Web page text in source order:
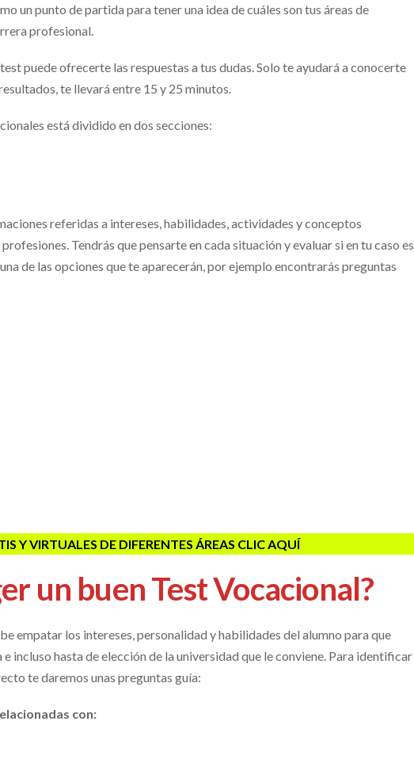
un punto de partida para tener una idea de cuáles son tus áreas de
profesional.
puede ofrecerte las respuestas a tus dudas. Solo te ayudará a conocerte
te llevará entre 15 y 25 minutos.
está dividido en dos secciones:
referidas a intereses, habilidades, actividades y conceptos
Tendrás que pensarte en cada situación y evaluar si en tu caso es
de las opciones que te aparecerán, por ejemplo encontrarás preguntas
Y VIRTUALES DE DIFERENTES ÁREAS CLIC AQUÍ
un buen Test Vocacional?
empatar los intereses, personalidad y habilidades del alumno para que
incluso hasta de elección de la universidad que le conviene. Para identificar
te daremos unas preguntas guía:
con: